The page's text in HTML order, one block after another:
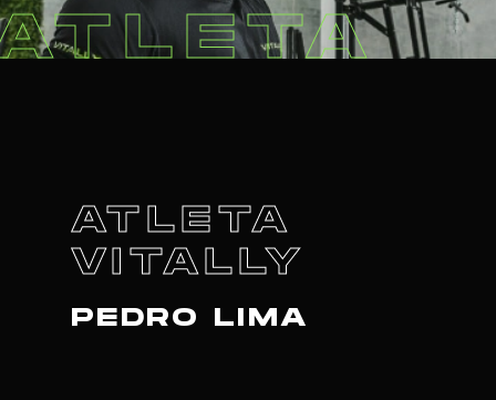
ATLETA
VITALLY
PEDRO LIMA